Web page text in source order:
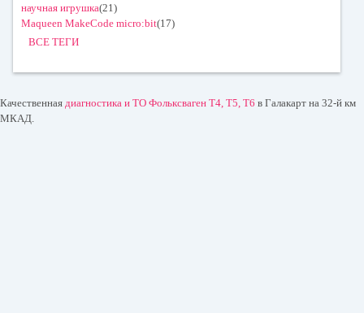
научная игрушка(21)
Maqueen MakeCode micro:bit(17)
ВСЕ ТЕГИ
Качественная диагностика и ТО Фольксваген T4, T5, T6 в Галакарт на 32-й км
МКАД.